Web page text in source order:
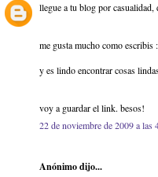
llegue a tu blog por casualidad,
me gusta mucho como escribis
y es lindo encontrar cosas
voy a guardar el link. besos!
22 de noviembre de 2009 a las
Anónimo dijo...